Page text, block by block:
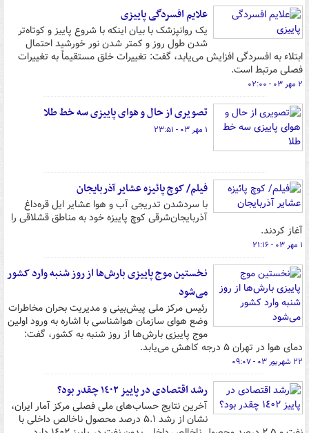
علایم افسردگی پاییزی
یک روانپزشک با بیان اینکه با شروع پاییز و کوتاه‌تر
شدن طول روز و کمتر شدن نور خورشید احتمال
ابتلاء به افسردگی افزایش می‌یابد، گفت: تغییرات خلق مستقیماً به تغییرات
فصلی مرتبط است.
۲ مهر ۰۳ - ۰۲:۰۰
تصویری از حال و هوای پاییزی سه خط طلا
۱ مهر ۰۳ - ۲۳:۵۱
فیلم/ کوچ پائیزه عشایر آذربایجان
با سردشدن تدریجی آب و هوا عشایر ایل قره‌داغ
آذربایجان‌شرقی کوچ پاییزه خود به مناطق قشلاقی را
آغاز کردند.
۱ مهر ۰۳ - ۲۱:۱۶
نخستین موج پاییزی بارش‌ها از روز شنبه وارد کشور
می‌شود
رئیس مرکز ملی پیش‌بینی و مدیریت بحران مخاطرات
وضع هوای سازمان هواشناسی با اشاره به ورود اولین
موج پاییزی بارش‌ها از روز شنبه به کشور، گفت:
دمای هوا در تهران ۵ درجه کاهش می‌یابد.
۲۲ شهریور ۰۳ - ۰۹:۰۷
رشد اقتصادی در پاییز ١٤٠٢ چقدر بود؟
آخرین نتایج حساب‌های ملی فصلی مرکز آمار ایران،
نشان از رشد ۵.۱ درصد محصول ناخالص داخلی با